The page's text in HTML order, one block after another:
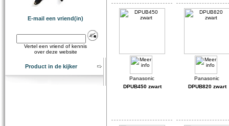
E-mail een vriend(in)
Vertel een vriend of kennis
over deze website
Product in de kijker
DPUB450 zwart DPUB820 zwart